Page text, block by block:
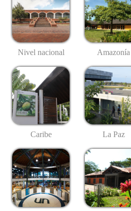
Nivel nacional Amazonía
Caribe La Paz